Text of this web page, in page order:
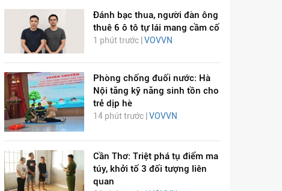
Đánh bạc thua, người đàn ông
thuê 6 ô tô tự lái mang cầm cố
1 phút trước | VOVVN
Phòng chống đuối nước: Hà
Nội tăng kỹ năng sinh tồn cho
trẻ dịp hè
14 phút trước | VOVVN
Cần Thơ: Triệt phá tụ điểm ma
túy, khởi tố 3 đối tượng liên
quan